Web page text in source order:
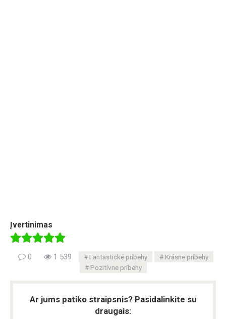
Įvertinimas
0 1 539 Fantastické príbehy
Krásne príbehy
Pozitívne príbehy
Ar jums patiko straipsnis? Pasidalinkite su
draugais: